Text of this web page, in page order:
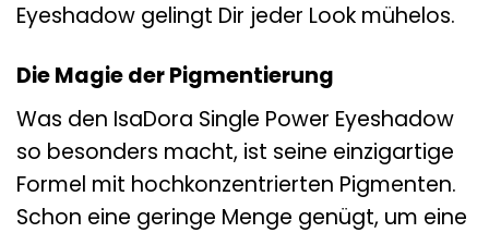
Eyeshadow gelingt Dir jeder Look mühelos.
Die Magie der Pigmentierung
Was den IsaDora Single Power Eyeshadow
so besonders macht, ist seine einzigartige
Formel mit hochkonzentrierten Pigmenten.
Schon eine geringe Menge genügt, um eine